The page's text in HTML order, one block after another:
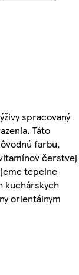
spracovaný
Táto
farbu,
čerstvej
tepelne
kuchárskych
orientálnym